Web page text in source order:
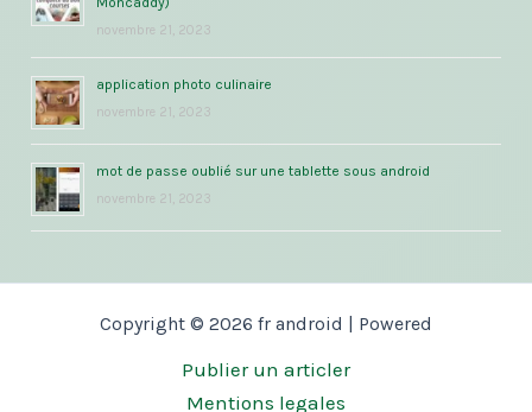
novembre 21, 2023
application photo culinaire
novembre 21, 2023
mot de passe oublié sur une tablette sous android
novembre 21, 2023
Copyright © 2026 fr android | Powered
Publier un articler
Mentions legales